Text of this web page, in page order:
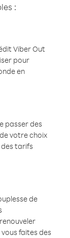
:
Viber Out
pour
en
passer des
votre choix
des tarifs
de
faites des